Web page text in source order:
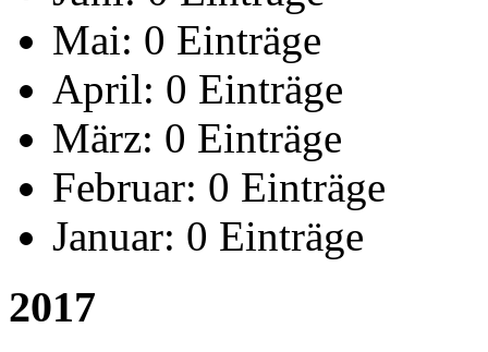
Mai: 0 Einträge
April: 0 Einträge
März: 0 Einträge
Februar: 0 Einträge
Januar: 0 Einträge
2017